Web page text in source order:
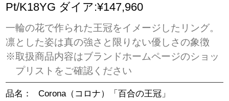
Pt/K18YG ダイア:¥147,960
一輪の花で作られた王冠をイメージしたリング。
凛とした姿は真の強さと限りない優しさの象徴
※取扱商品内容はブランドホームページのショッ
プリストをご確認ください
品名：
Corona（コロナ）「百合の王冠」